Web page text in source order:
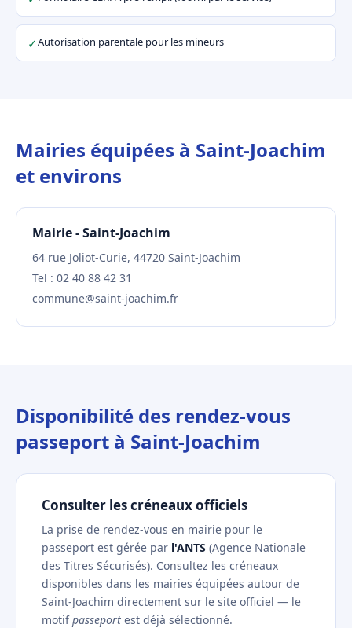
✓Autorisation parentale pour les mineurs
Mairies équipées à Saint-Joachim
et environs
Mairie - Saint-Joachim
64 rue Joliot-Curie, 44720 Saint-Joachim
Tel : 02 40 88 42 31
commune@saint-joachim.fr
Disponibilité des rendez-vous
passeport à Saint-Joachim
Consulter les créneaux officiels
La prise de rendez-vous en mairie pour le
passeport est gérée par l'ANTS (Agence Nationale
des Titres Sécurisés). Consultez les créneaux
disponibles dans les mairies équipées autour de
Saint-Joachim directement sur le site officiel — le
motifpasseport est déjà sélectionné.